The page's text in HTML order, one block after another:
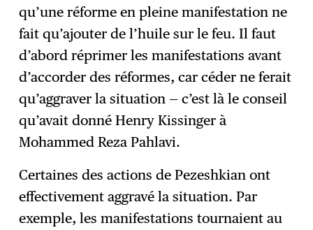
qu’une réforme en pleine manifestation ne
fait qu’ajouter de l’huile sur le feu. Il faut
d’abord réprimer les manifestations avant
d’accorder des réformes, car céder ne ferait
qu’aggraver la situation — c’est là le conseil
qu’avait donné Henry Kissinger à
Mohammed Reza Pahlavi.
Certaines des actions de Pezeshkian ont
effectivement aggravé la situation. Par
exemple, les manifestations tournaient au